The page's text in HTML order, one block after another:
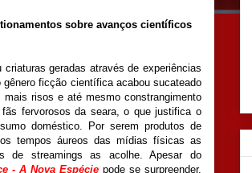
sobre avanços científicos
geradas através de experiências
ficção científica acabou sucateado
risos e até mesmo constrangimento
fervorosos da seara, o que justifica o
doméstico. Por serem produtos de
tempos áureos das mídias físicas as
de streamings as acolhe. Apesar do
- A Nova Espéciepode se surpreender.